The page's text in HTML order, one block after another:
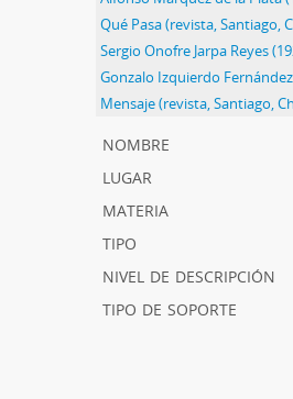
Sergio Onofre Jarpa Reyes
Mensaje (revista, Santiago,
nombre
lugar
materia
tipo
nivel de descripción
tipo de soporte